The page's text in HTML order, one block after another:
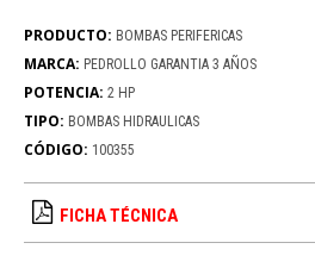
PRODUCTO: BOMBAS PERIFERICAS
MARCA: PEDROLLO GARANTIA 3 AÑOS
POTENCIA: 2 HP
TIPO: BOMBAS HIDRAULICAS
CÓDIGO: 100355
FICHA TÉCNICA